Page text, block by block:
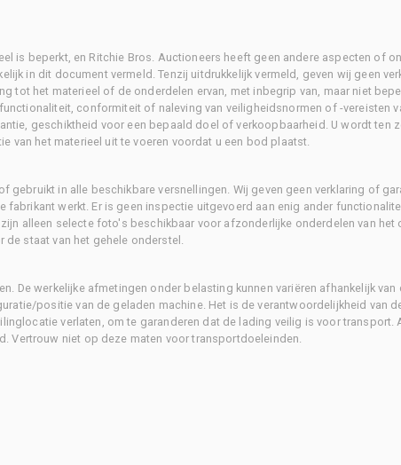
is beperkt, en Ritchie Bros. Auctioneers heeft geen andere aspecten of
in dit document vermeld. Tenzij uitdrukkelijk vermeld, geven wij geen
tot het materieel of de onderdelen ervan, met inbegrip van, maar niet
conformiteit of naleving van veiligheidsnormen of -vereisten
geschiktheid voor een bepaald doel of verkoopbaarheid. U wordt ten
van het materieel uit te voeren voordat u een bod plaatst.
gebruikt in alle beschikbare versnellingen. Wij geven geen verklaring of
fabrikant werkt. Er is geen inspectie uitgevoerd aan enig ander
alleen selecte foto's beschikbaar voor afzonderlijke onderdelen van het
staat van het gehele onderstel.
De werkelijke afmetingen onder belasting kunnen variëren afhankelijk
positie van de geladen machine. Het is de verantwoordelijkheid van
verlaten, om te garanderen dat de lading veilig is voor transport.
Vertrouw niet op deze maten voor transportdoeleinden.